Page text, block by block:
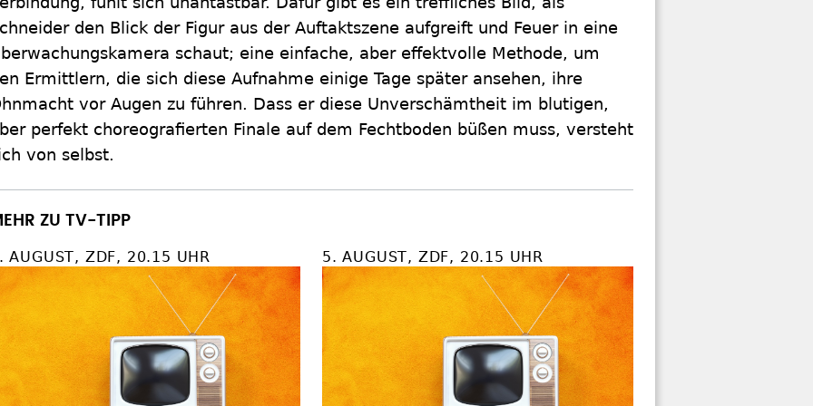
den Blick der Figur aus der Auftaktszene aufgreift und Feuer in eine
schaut; eine einfache, aber effektvolle Methode, um
Ermittlern, die sich diese Aufnahme einige Tage später ansehen, ihre
vor Augen zu führen. Dass er diese Unverschämtheit im blutigen,
perfekt choreografierten Finale auf dem Fechtboden büßen muss, versteht
von selbst.
ZU TV-TIPP
AUGUST, ZDF, 20.15 UHR 5. AUGUST, ZDF, 20.15 UHR